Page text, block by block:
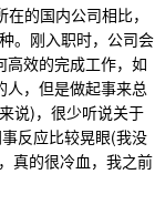
的国内公司相比，
。刚入职时，公司会
高效的完成工作，如
人，但是做起事来总
说)，很少听说关于
反应比较晃眼(我没
真的很冷血，我之前